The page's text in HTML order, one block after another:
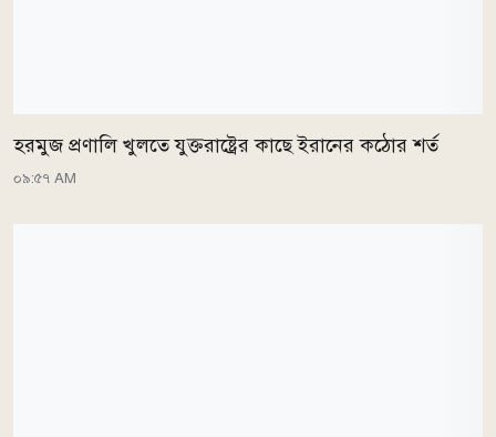
হরমুজ প্রণালি খুলতে যুক্তরাষ্ট্রের কাছে ইরানের কঠোর শর্ত
০৯:৫৭ AM